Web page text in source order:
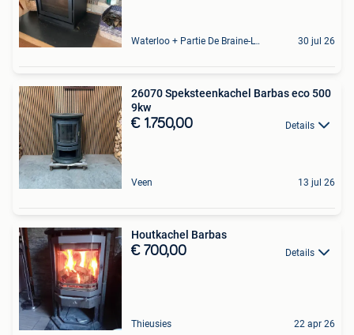
Waterloo + Partie De Braine-L'Alleud, De Ohain 30 jul 26
26070 Speksteenkachel Barbas eco 500
9kw
€ 1.750,00 Details
Veen 13 jul 26
Houtkachel Barbas
€ 700,00 Details
Thieusies 22 apr 26